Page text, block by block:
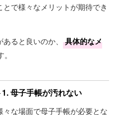
で様々なメリットが期待でき
ると良いのか、
具体的なメ
母子手帳が汚れない
な場面で母子手帳が必要とな